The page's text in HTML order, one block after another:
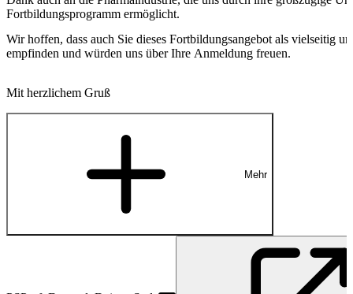
Fortbildungsprogramm ermöglicht.
Wir hoffen, dass auch Sie dieses Fortbildungsangebot als vielseitig
empfinden und würden uns über Ihre Anmeldung freuen.
Mit herzlichem Gruß
Mehr